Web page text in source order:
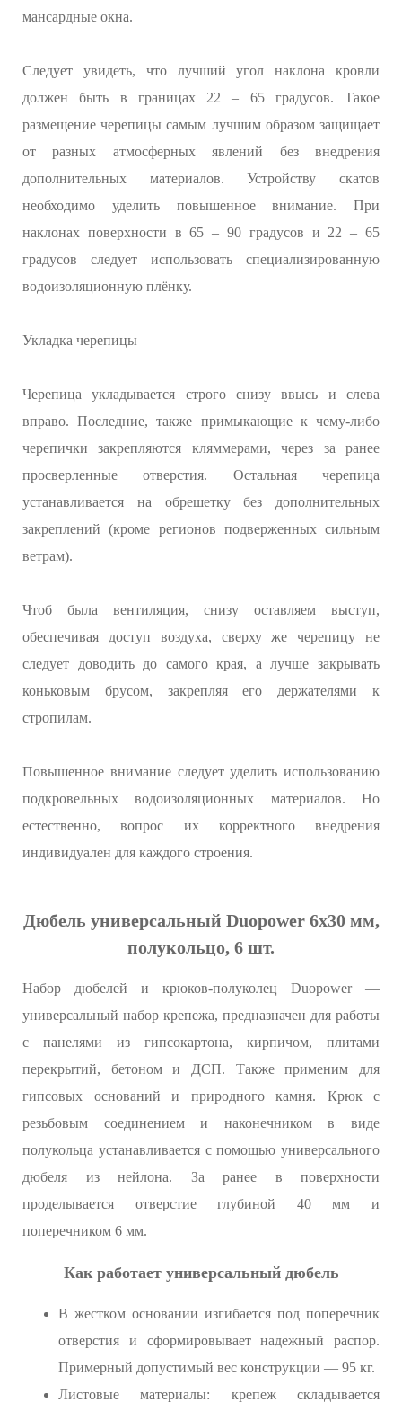
мансардные окна.
Следует увидеть, что лучший угол наклона кровли
должен быть в границах 22 – 65 градусов. Такое
размещение черепицы самым лучшим образом защищает
от разных атмосферных явлений без внедрения
дополнительных материалов. Устройству скатов
необходимо уделить повышенное внимание. При
наклонах поверхности в 65 – 90 градусов и 22 – 65
градусов следует использовать специализированную
водоизоляционную плёнку.
Укладка черепицы
Черепица укладывается строго снизу ввысь и слева
вправо. Последние, также примыкающие к чему-либо
черепички закрепляются кляммерами, через за ранее
просверленные отверстия. Остальная черепица
устанавливается на обрешетку без дополнительных
закреплений (кроме регионов подверженных сильным
ветрам).
Чтоб была вентиляция, снизу оставляем выступ,
обеспечивая доступ воздуха, сверху же черепицу не
следует доводить до самого края, а лучше закрывать
коньковым брусом, закрепляя его держателями к
стропилам.
Повышенное внимание следует уделить использованию
подкровельных водоизоляционных материалов. Но
естественно, вопрос их корректного внедрения
индивидуален для каждого строения.
Дюбель универсальный Duopower 6x30 мм,
полукольцо, 6 шт.
Набор дюбелей и крюков-полуколец Duopower —
универсальный набор крепежа, предназначен для работы
с панелями из гипсокартона, кирпичом, плитами
перекрытий, бетоном и ДСП. Также применим для
гипсовых оснований и природного камня. Крюк с
резьбовым соединением и наконечником в виде
полукольца устанавливается с помощью универсального
дюбеля из нейлона. За ранее в поверхности
проделывается отверстие глубиной 40 мм и
поперечником 6 мм.
Как работает универсальный дюбель
В жестком основании изгибается под поперечник
отверстия и сформировывает надежный распор.
Примерный допустимый вес конструкции — 95 кг.
Листовые материалы: крепеж складывается